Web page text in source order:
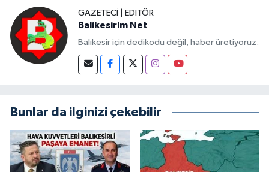
GAZETECI | EDITÖR
Balikesirim Net
Balıkesir için dedikodu değil, haber üretiyoruz.
Bunlar da ilginizi çekebilir